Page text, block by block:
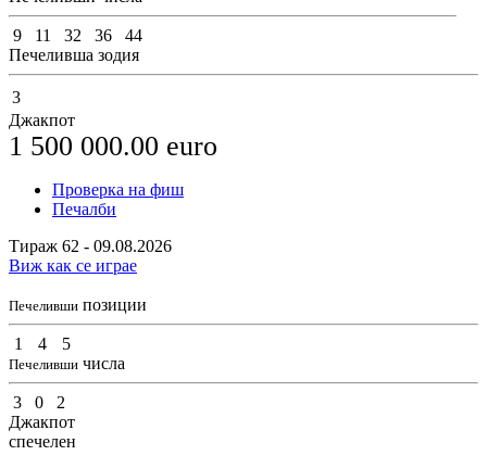
9 11 32 36
44
Печеливша зодия
3
Джакпот
1 500 000.00 euro
Проверка на фиш
Печалби
Тираж 62 - 09.08.2026
Виж как се играе
Печеливши позиции
1 4 5
Печеливши числа
3 0
2
Джакпот
спечелен